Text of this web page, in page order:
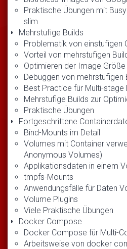
Praktische Übungen mit
slim
Mehrstufige Builds
Problematik von einstufigen
Vorteil von mehrstufigen
Optimieren der Image Größe
Debuggen von mehrstufigen
Best Practice für Multi-stage
Mehrstufige Builds zur
Praktische Übungen
Fortgeschrittene
Bind-Mounts im Detail
Volumes mit Container
Anonymous Volumes)
Applikationsdaten in einem
tmpfs-Mounts
Anwendungsfälle für Daten
Volume Plugins
Viele Praktische Übungen
Docker Compose
Docker Compose für Multi-
Arbeitsweise von docker